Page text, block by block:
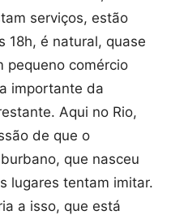
serviços, estão
18h, é natural, quase
pequeno comércio
importante da
Aqui no Rio,
de que o
que nasceu
lugares tentam imitar.
a isso, que está